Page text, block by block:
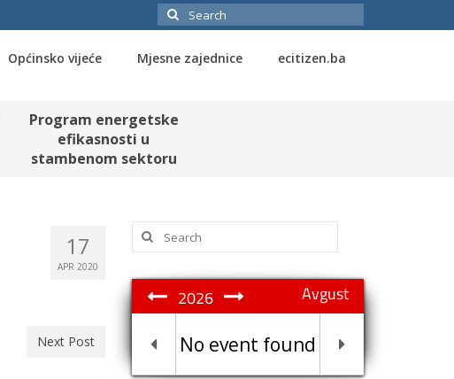
Search
for:
Općinsko vijeće Mjesne zajednice ecitizen.ba
Program energetske
efikasnosti u
stambenom sektoru
17
APR 2020
Next Post
Search
for:
Avgust
2026
No event found